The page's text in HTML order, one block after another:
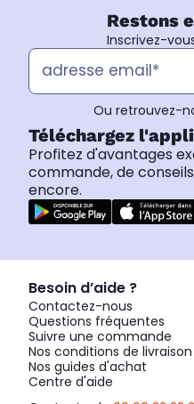
Restons
Inscrivez-
Ou retrouvez-
Téléchargez
Profitez d'avantages
commande, de
encore.
Besoin d’aide ?
Contactez-nous
Questions fréquentes
Suivre une commande
Nos conditions de livraison
Nos guides d'achat
Centre d'aide